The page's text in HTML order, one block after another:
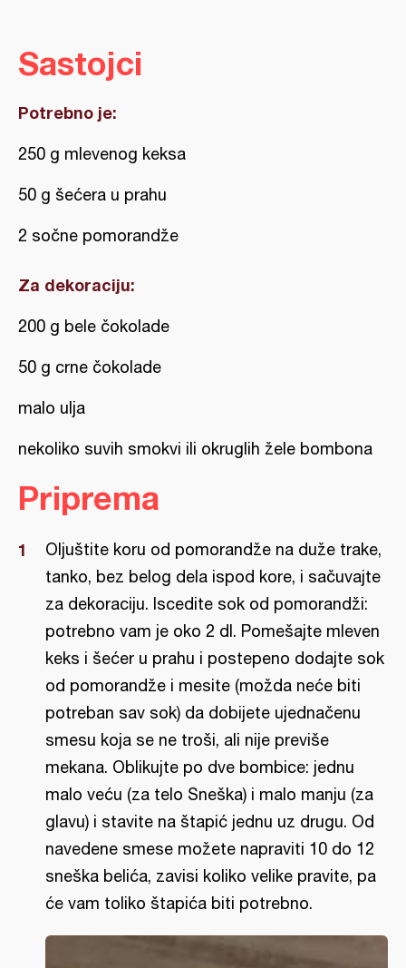
Sastojci
Potrebno je:
250 g mlevenog keksa
50 g šećera u prahu
2 sočne pomorandže
Za dekoraciju:
200 g bele čokolade
50 g crne čokolade
malo ulja
nekoliko suvih smokvi ili okruglih žele bombona
Priprema
Oljuštite koru od pomorandže na duže trake,
tanko, bez belog dela ispod kore, i sačuvajte
za dekoraciju. Iscedite sok od pomorandži:
potrebno vam je oko 2 dl. Pomešajte mleven
keks i šećer u prahu i postepeno dodajte sok
od pomorandže i mesite (možda neće biti
potreban sav sok) da dobijete ujednačenu
smesu koja se ne troši, ali nije previše
mekana. Oblikujte po dve bombice: jednu
malo veću (za telo Sneška) i malo manju (za
glavu) i stavite na štapić jednu uz drugu. Od
navedene smese možete napraviti 10 do 12
sneška belića, zavisi koliko velike pravite, pa
će vam toliko štapića biti potrebno.